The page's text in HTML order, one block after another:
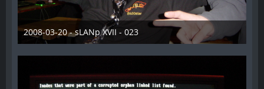
2008-03-20 - sLANp XVII - 023
28. Dezember 2012